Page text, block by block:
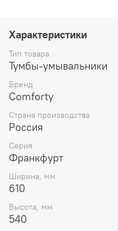
00004332CF Цвет:
610*540*465 мм
Инструкция для мебели
Схема монтажа и
Характеристики
Тип товара
Тумбы-умывальники
Бренд
Comforty
Страна производства
Россия
Серия
Франкфурт
Ширина, мм
610
Высота, мм
540